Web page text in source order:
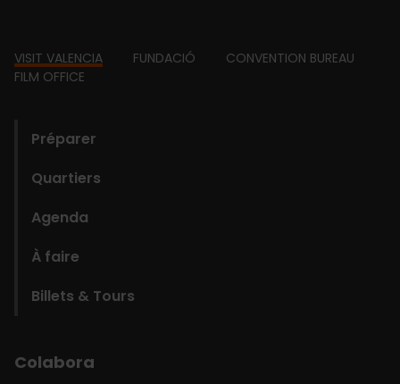
Footer
VISIT VALENCIA FUNDACIÓ
CONVENTION BUREAU
FILM OFFICE
Préparer
Quartiers
Agenda
À faire
Billets & Tours
Colabora